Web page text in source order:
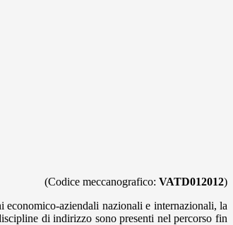
(Codice meccanografico: VATD012012)
economico-aziendali nazionali e internazionali, la
di indirizzo sono presenti nel percorso fin